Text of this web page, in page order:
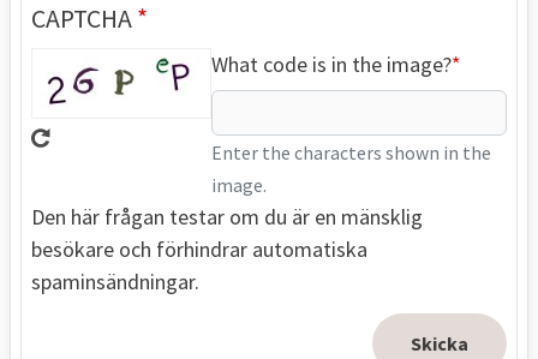
CAPTCHA
What code is in the image?
Enter the characters shown in the
image.
Den här frågan testar om du är en mänsklig
besökare och förhindrar automatiska
spaminsändningar.